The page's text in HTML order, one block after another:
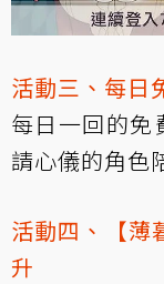
活動三、每日
每日一回的免
請心儀的角色
活動四、【薄
升